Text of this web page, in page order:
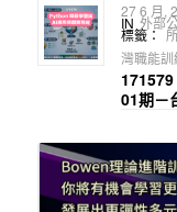
27 6 月,
IN 外部
標籤：
灣職能
01期－